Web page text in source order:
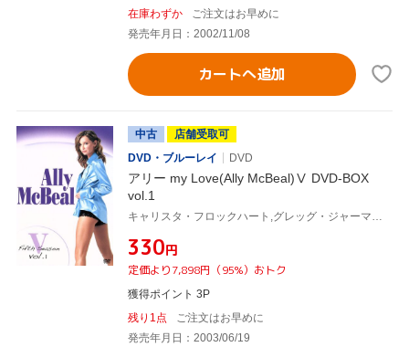
在庫わずか
ご注文はお早めに
発売年月日：2002/11/08
カートへ追加
中古
店舗受取可
DVD・ブルーレイ
DVD
アリー my Love(Ally McBeal)Ⅴ DVD-BOX
vol.1
¥330円
定価より7,898円（95%）おトク
獲得ポイント 3P
残り1点
ご注文はお早めに
発売年月日：2003/06/19